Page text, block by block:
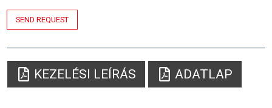
SEND REQUEST
KEZELÉSI LEÍRÁS ADATLAP